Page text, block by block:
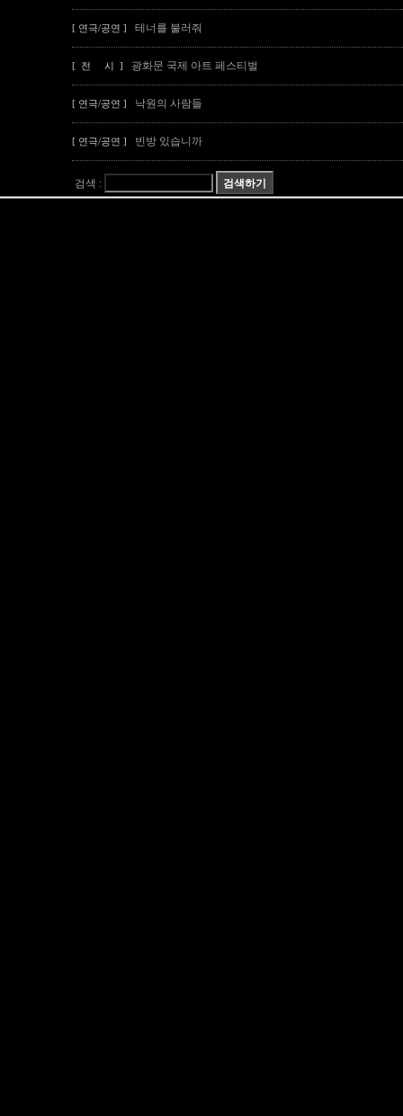
[ 연극/공연 ] 테너를 불러줘
[ 전 시 ] 광화문 국제 아트 페스티벌
[ 연극/공연 ] 낙원의 사람들
[ 연극/공연 ] 빈방 있습니까
검색 :